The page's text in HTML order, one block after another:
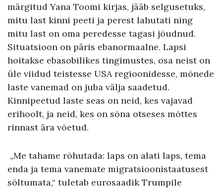
märgitud Yana Toomi kirjas, jääb selgusetuks,
mitu last kinni peeti ja perest lahutati ning
mitu last on oma peredesse tagasi jõudnud.
Situatsioon on päris ebanormaalne. Lapsi
hoitakse ebasobilikes tingimustes, osa neist on
üle viidud teistesse USA regioonidesse, mõnede
laste vanemad on juba välja saadetud.
Kinnipeetud laste seas on neid, kes vajavad
erihoolt, ja neid, kes on sõna otseses mõttes
rinnast ära võetud.
„Me tahame rõhutada: laps on alati laps, tema
enda ja tema vanemate migratsioonistaatusest
sõltumata,“ tuletab eurosaadik Trumpile